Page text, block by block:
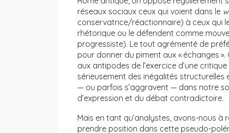
réseaux sociaux ceux qui voient dans le
conservatrice/réactionnaire) à ceux qui
rhétorique ou le défendent comme
progressiste). Le tout agrémenté de
pour donner du piment aux « échanges
aux antipodes de l’exercice d’une
sérieusement des inégalités
— ou parfois s’aggravent — dans notre
d’expression et du débat contradictoire.
Mais en tant qu’analystes, avons-nous à
prendre position dans cette pseudo-